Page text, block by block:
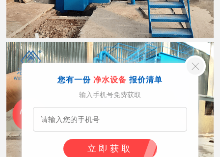
您有一份 净水设备 报价清单
输入手机号免费获取
立即获取